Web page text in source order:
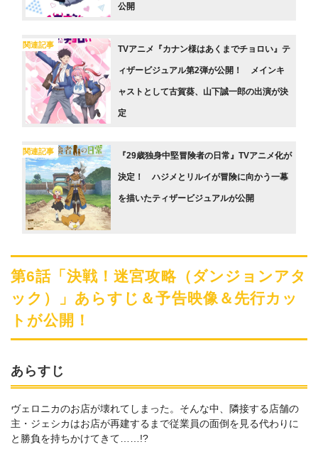
公開
関連記事 TVアニメ『カナン様はあくまでチョロい』テ
ィザービジュアル第2弾が公開！ メインキ
ャストとして古賀葵、山下誠一郎の出演が決
定
関連記事 『29歳独身中堅冒険者の日常』TVアニメ化が
決定！ ハジメとリルイが冒険に向かう一幕
を描いたティザービジュアルが公開
第6話「決戦！迷宮攻略（ダンジョンアタ
ック）」あらすじ＆予告映像＆先⾏カッ
トが公開！
あらすじ
ヴェロニカのお店が壊れてしまった。そんな中、隣接する店舗の
主・ジェシカはお店が再建するまで従業員の⾯倒を⾒る代わりに
と勝負を持ちかけてきて……!?